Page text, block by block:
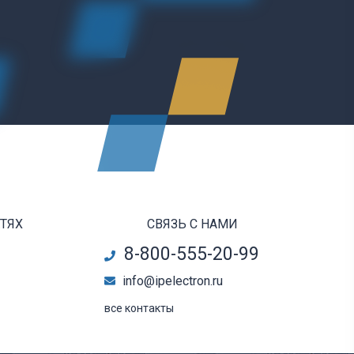
СВЯЗЬ С НАМИ
8-800-555-20-99
info@ipelectron.ru
все контакты